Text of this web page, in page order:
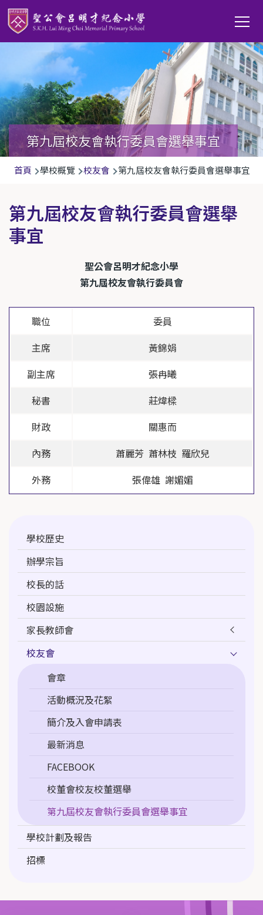
移至主內容
Main
第九屆校友會執行委員會選舉事宜
導
連
結
首頁 學校概覽 校友會 第九屆校友會執行委員會選舉事宜
第九屆校友會執行委員會選舉
事宜
聖公會呂明才紀念小學
第九屆校友會執行委員會
職位
委員
主席
黃錦娟
副主席
張冉曦
秘書
莊煒樑
財政
關惠而
內務
蕭麗芳 蕭林枝 羅欣兒
外務
張偉雄 謝媚媚
navigation
學校歷史
辦學宗旨
校長的話
校園設施
家長教師會
校友會
會章
活動概況及花絮
簡介及入會申請表
最新消息
FACEBOOK
校董會校友校董選舉
第九屆校友會執行委員會選舉事宜
學校計劃及報告
招標